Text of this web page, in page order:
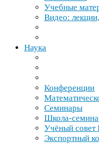
Учебные
Видео:
Наука
Конференции
Семинары
Школа-​
Учёный совет
Экспортный